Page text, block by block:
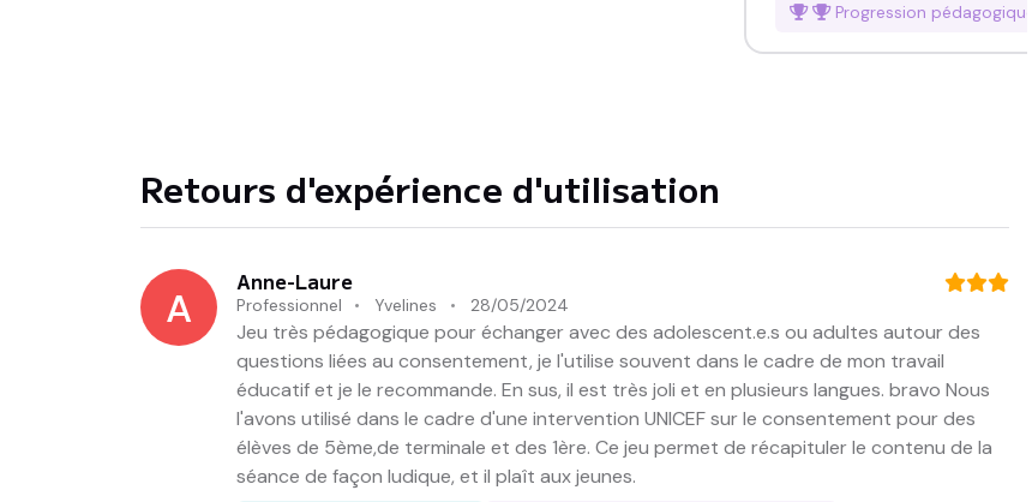
Progression pédagogique
Retours d'expérience d'utilisation
A Anne-Laure
Professionnel Yvelines 28/05/2024
Jeu très pédagogique pour échanger avec des adolescent.e.s ou adultes autour des
questions liées au consentement, je l'utilise souvent dans le cadre de mon travail
éducatif et je le recommande. En sus, il est très joli et en plusieurs langues. bravo Nous
l'avons utilisé dans le cadre d'une intervention UNICEF sur le consentement pour des
élèves de 5ème,de terminale et des 1ère. Ce jeu permet de récapituler le contenu de la
séance de façon ludique, et il plaît aux jeunes.